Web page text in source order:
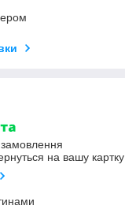
на вашу картку